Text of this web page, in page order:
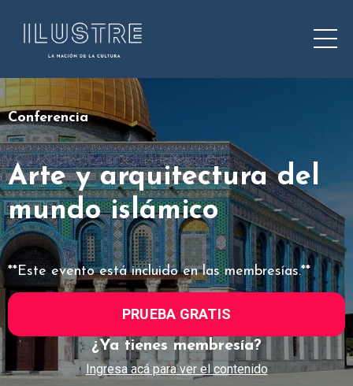
Conferencia
Arte y arquitectura del
mundo islámico
**Este evento está incluido en las membresías.**
PRUEBA GRATIS
¿Ya tienes membresía?
Ingresa acá para ver el contenido